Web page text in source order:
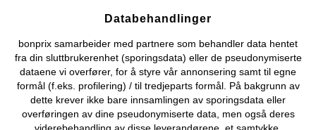
Databehandlinger
bonprix samarbeider med partnere som behandler data hentet
fra din sluttbrukerenhet (sporingsdata) eller de pseudonymiserte
dataene vi overfører, for å styre vår annonsering samt til egne
formål (f.eks. profilering) / til tredjeparts formål. På bakgrunn av
dette krever ikke bare innsamlingen av sporingsdata eller
overføringen av dine pseudonymiserte data, men også deres